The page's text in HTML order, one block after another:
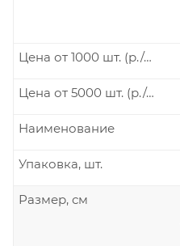
Цена от 1000 шт. (р./шт.)
Цена от 5000 шт. (р./шт.)
Наименование
Упаковка, шт.
Размер, см